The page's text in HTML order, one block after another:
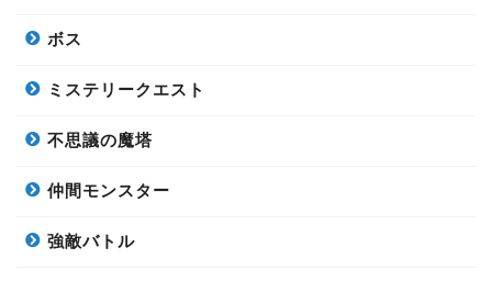
ボス
ミステリークエスト
不思議の魔塔
仲間モンスター
強敵バトル